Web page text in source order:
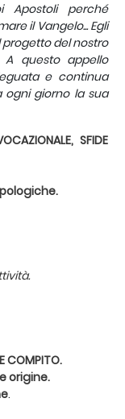
Apostoli perché
il Vangelo... Egli
del nostro
A questo appello
e continua
ogni giorno la sua
SFIDE
COMPITO.
origine.
.